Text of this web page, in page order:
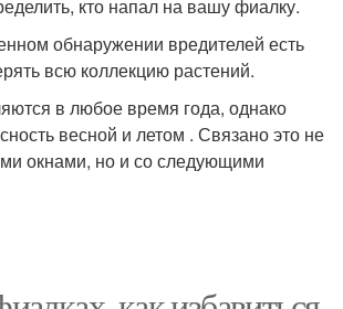
кто напал на вашу фиалку.
обнаружении вредителей есть
всю коллекцию растений.
в любое время года, однако
весной и летом . Связано это не
окнами, но и со следующими